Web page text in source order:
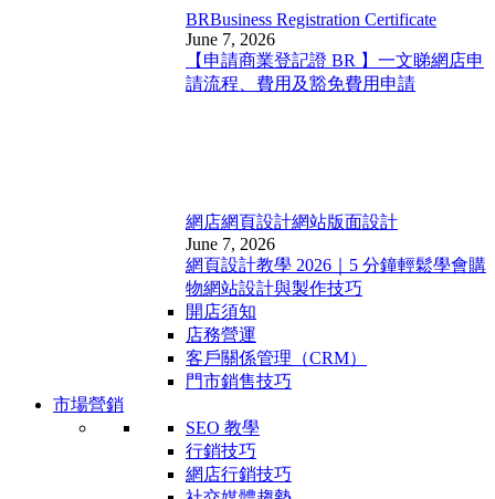
BRBusiness Registration Certificate
June 7, 2026
【申請商業登記證 BR 】一文睇網店申
請流程、費用及豁免費用申請
網店網頁設計網站版面設計
June 7, 2026
網頁設計教學 2026｜5 分鐘輕鬆學會購
物網站設計與製作技巧
開店須知
店務營運
客戶關係管理（CRM）
門市銷售技巧
市場營銷
SEO 教學
行銷技巧
網店行銷技巧